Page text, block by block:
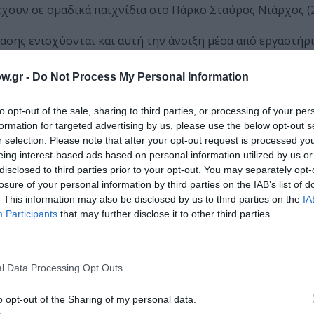
- Do Not Process My Personal Information
opt-out of the sale, sharing to third parties, or processing of your
for targeted advertising by us, please use the below opt-out
selection. Please note that after your opt-out request is processed
interest-based ads based on personal information utilized by us
to third parties prior to your opt-out. You may separately
of your personal information by third parties on the IAB’s list of
This information may also be disclosed by us to third parties on the
Participants that may further disclose it to other third parties.
Data Processing Opt Outs
opt-out of the Sharing of my personal data.
σε ομαδικά παιχνίδια στο Πάρκο Σταύρος Νιάρχος
ενισχύονται και αυτή την άνοιξη μέσα από
ετοιμάζεται να υποδεχτεί τους μικρούς
.
Athens Photo Worldνα αναδεικνύει τόσο τη
οργανισμού World Press Photo, μέσα από σειρά
05-12/06 έκθεση World Press Photo).
το ΚΠΙΣΝ θα υποδεχθεί στους χώρους του το SNF
ποικίλο καλλιτεχνικό πρόγραμμα, και φυσικά τις
«Ανθρωπότητα και Τεχνητή Νοημοσύνη», τους
δημοσιογραφικού οργανισμού iMEdD (incubator
.
αν γίνει!